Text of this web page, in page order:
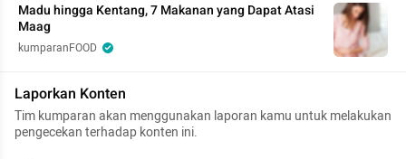
Madu hingga Kentang, 7 Makanan yang Dapat Atasi
Maag
kumparanFOOD
Laporkan Konten
Tim kumparan akan menggunakan laporan kamu untuk melakukan
pengecekan terhadap konten ini.